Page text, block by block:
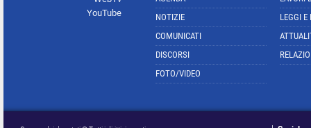
YouTube
NOTIZIE
COMUNICATI
DISCORSI
FOTO/VIDEO
LEGGI E